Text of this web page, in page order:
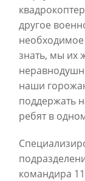
другое
знать, мы их
наши
поддержать
ребят в
командира